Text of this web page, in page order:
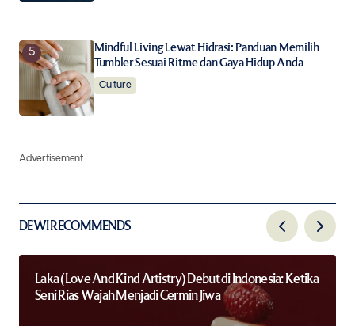
Mindful Living Lewat Hidrasi: Panduan Memilih
Tumbler Sesuai Ritme dan Gaya Hidup Anda
Culture
Advertisement
DEWI RECOMMENDS
Laka (Love And Kind Artistry) Debut di Indonesia: Ketika
Seni Rias Wajah Menjadi Cermin Jiwa